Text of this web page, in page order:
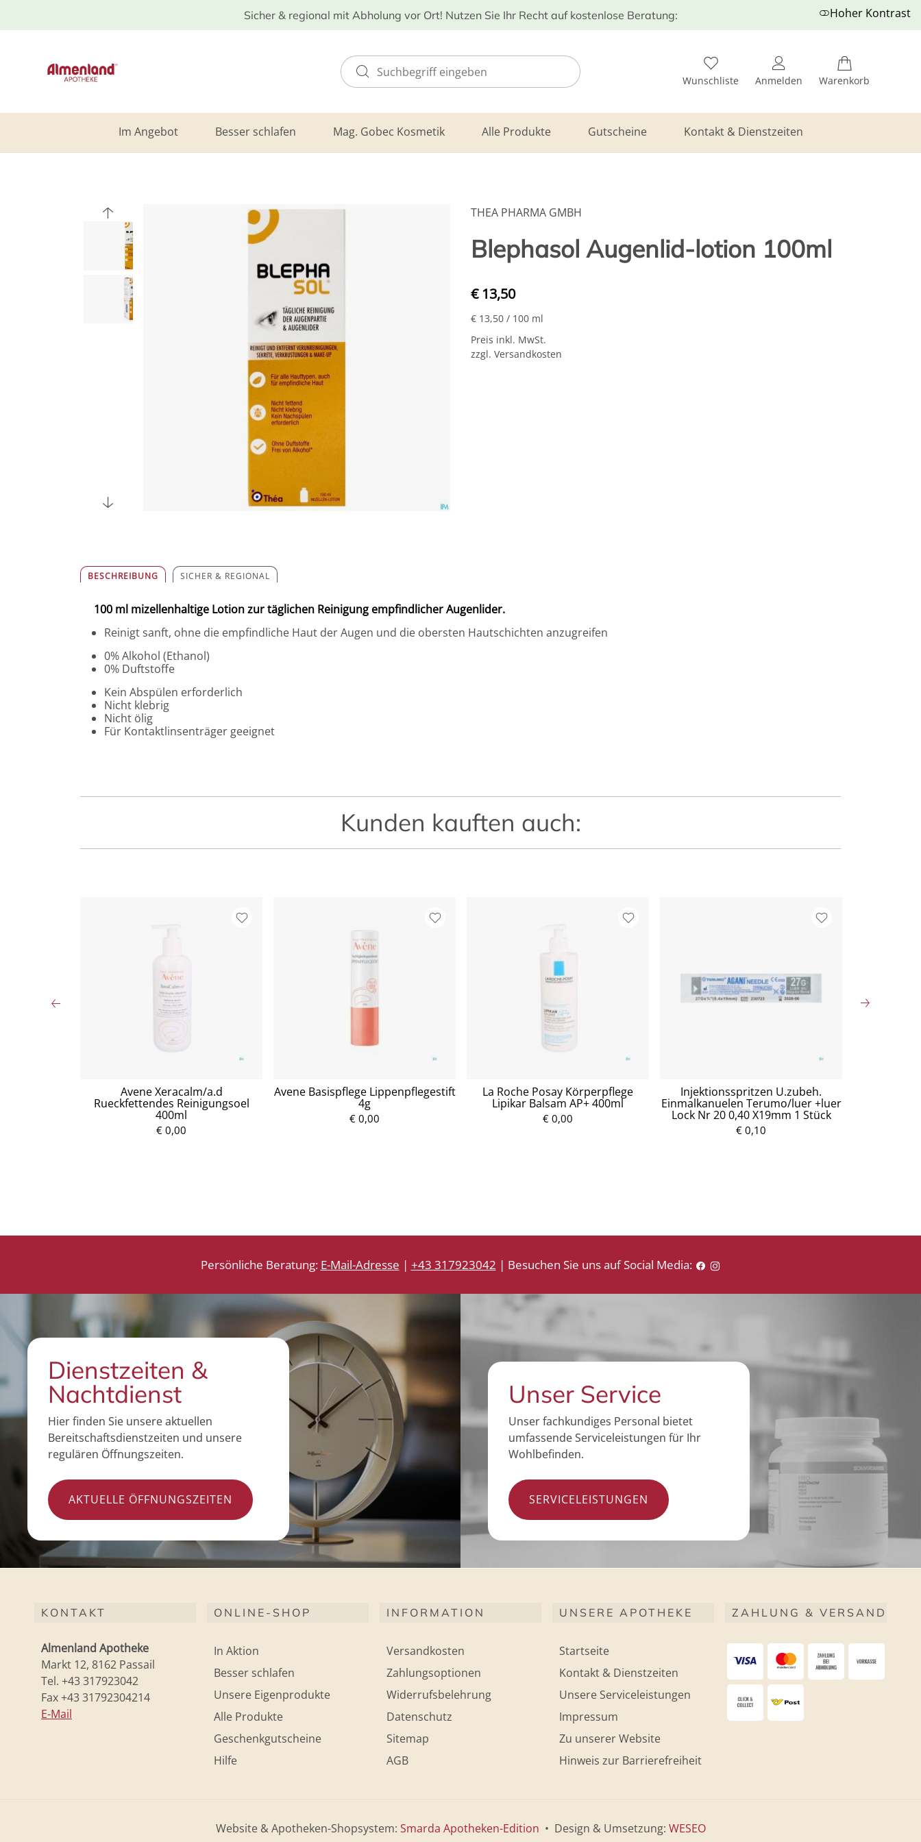
Sicher & regional mit Abholung vor Ort! Nutzen Sie Ihr Recht auf kostenlose Beratung: Hoher Kontrast
Wunschliste Anmelden Warenkorb
Im Angebot Besser schlafen Mag. Gobec Kosmetik Alle Produkte Gutscheine Kontakt & Dienstzeiten
THEA PHARMA GMBH
Blephasol Augenlid-lotion 100ml
€ 13,50
€ 13,50 / 100 ml
Preis inkl. MwSt.
zzgl. Versandkosten
BESCHREIBUNG SICHER & REGIONAL
100 ml mizellenhaltige Lotion zur täglichen Reinigung empfindlicher Augenlider.
Reinigt sanft, ohne die empfindliche Haut der Augen und die obersten Hautschichten anzugreifen
0% Alkohol (Ethanol)
0% Duftstoffe
Kein Abspülen erforderlich
Nicht klebrig
Nicht ölig
Für Kontaktlinsenträger geeignet
Kunden kauften auch:
Avene Xeracalm/a.d
Rueckfettendes Reinigungsoel
400ml
€ 0,00
Avene Basispflege Lippenpflegestift
4g
€ 0,00
La Roche Posay Körperpflege
Lipikar Balsam AP+ 400ml
€ 0,00
Injektionsspritzen U.zubeh.
Einmalkanuelen Terumo/luer +luer
Lock Nr 20 0,40 X19mm 1 Stück
€ 0,10
P
r
P
P
P
Persönliche Beratung: E-Mail-Adresse | +43 317923042 | Besuchen Sie uns auf Social Media:
Dienstzeiten &
Nachtdienst
Hier finden Sie unsere aktuellen
Bereitschaftsdienstzeiten und unsere
regulären Öffnungszeiten.
AKTUELLE ÖFFNUNGSZEITEN
Unser Service
Unser fachkundiges Personal bietet
umfassende Serviceleistungen für Ihr
Wohlbefinden.
SERVICELEISTUNGEN
KONTAKT
Almenland Apotheke
Markt 12, 8162 Passail
Tel. +43 317923042
Fax +43 31792304214
E-Mail
ONLINE-SHOP
In Aktion
Besser schlafen
Unsere Eigenprodukte
Alle Produkte
Geschenkgutscheine
Hilfe
INFORMATION
Versandkosten
Zahlungsoptionen
Widerrufsbelehrung
Datenschutz
Sitemap
AGB
UNSERE APOTHEKE
Startseite
Kontakt & Dienstzeiten
Unsere Serviceleistungen
Impressum
Zu unserer Website
Hinweis zur Barrierefreiheit
ZAHLUNG & VERSAND
Website & Apotheken-Shopsystem: Smarda Apotheken-Edition • Design & Umsetzung: WESEO